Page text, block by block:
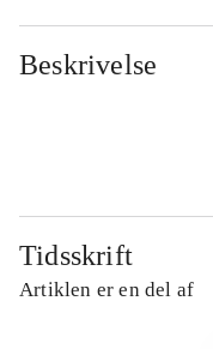
Beskrivelse
Tidsskrift
Artiklen er en del af